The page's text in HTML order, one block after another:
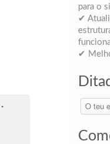
*
para o
✔
✔
O
teu
de